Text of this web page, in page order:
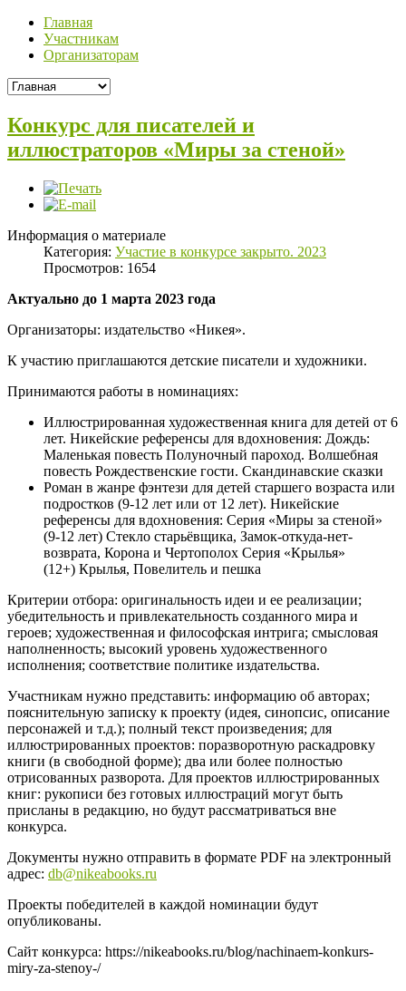
Главная
Участникам
Организаторам
Конкурс для писателей и
иллюстраторов «Миры за стеной»
Информация о материале
Категория: Участие в конкурсе закрыто. 2023
Просмотров: 1654
Актуально до 1 марта 2023 года
Организаторы: издательство «Никея».
К участию приглашаются детские писатели и художники.
Принимаются работы в номинациях:
Иллюстрированная художественная книга для детей от 6
лет. Никейские референсы для вдохновения: Дождь:
Маленькая повесть Полуночный пароход. Волшебная
повесть Рождественские гости. Скандинавские сказки
Роман в жанре фэнтези для детей старшего возраста или
подростков (9-12 лет или от 12 лет). Никейские
референсы для вдохновения: Серия «Миры за стеной»
(9-12 лет) Стекло старьёвщика, Замок-откуда-нет-
возврата, Корона и Чертополох Серия «Крылья»
(12+) Крылья, Повелитель и пешка
Критерии отбора: оригинальность идеи и ее реализации;
убедительность и привлекательность созданного мира и
героев; художественная и философская интрига; смысловая
наполненность; высокий уровень художественного
исполнения; соответствие политике издательства.
Участникам нужно представить: информацию об авторах;
пояснительную записку к проекту (идея, синопсис, описание
персонажей и т.д.); полный текст произведения; для
иллюстрированных проектов: поразворотную раскадровку
книги (в свободной форме); два или более полностью
отрисованных разворота. Для проектов иллюстрированных
книг: рукописи без готовых иллюстраций могут быть
присланы в редакцию, но будут рассматриваться вне
конкурса.
Документы нужно отправить в формате PDF на электронный
адрес: db@nikeabooks.ru
Проекты победителей в каждой номинации будут
опубликованы.
Сайт конкурса: https://nikeabooks.ru/blog/nachinaem-konkurs-
miry-za-stenoy-/